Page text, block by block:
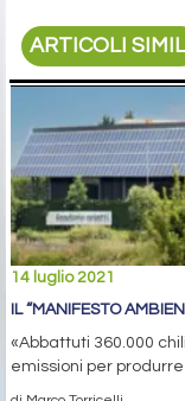
ARTICOLI
14 luglio 2021
IL “MANIFESTO
«Abbattuti 360.000
emissioni per produrre